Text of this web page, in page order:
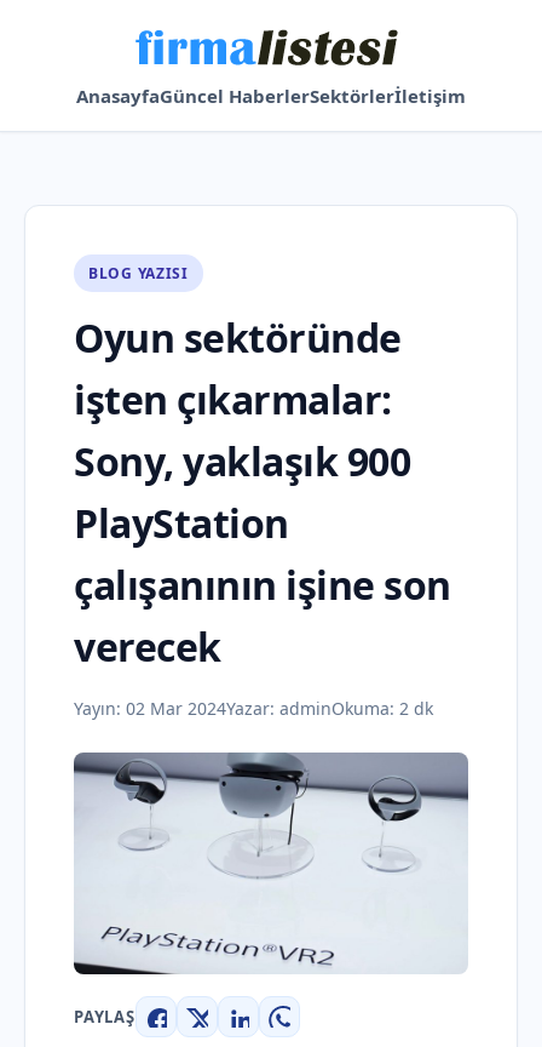
AnasayfaGüncel HaberlerSektörlerİletişim
BLOG YAZISI
Oyun sektöründe
işten çıkarmalar:
Sony, yaklaşık 900
PlayStation
çalışanının işine son
verecek
Yayın: 02 Mar 2024Yazar: adminOkuma: 2 dk
PAYLAŞ
Facebook
X LinkedInWhatsApp